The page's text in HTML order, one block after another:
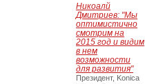
Никоалй
Дмитриев: "Мы
оптимистично
смотрим на
2015 год и видим
в нем
возможности
для развития"
Президент, Konica